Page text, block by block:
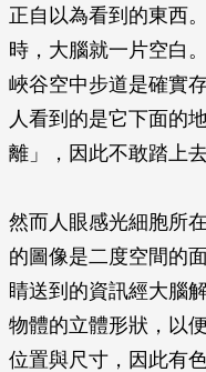
正自以為看到的東西
時，大腦就一片空白
峽谷空中步道是確實
人看到的是它下面的
離」，因此不敢踏上
然而人眼感光細胞所
的圖像是二度空間的
睛送到的資訊經大腦
物體的立體形狀，以
位置與尺寸，因此有